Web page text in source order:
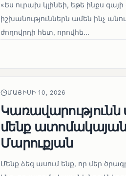
«Ես ուրախ կլինեի, եթե ինքս գայի
իշխանություններն ամեն ինչ
ժողովրդի հետ, որովհե...
ՄԱՅԻՍԻ 10, 2026
Կառավարությունն
մենք ատոմակայան
Մարուքյան
Մենք ձեզ ասում ենք, որ մեր